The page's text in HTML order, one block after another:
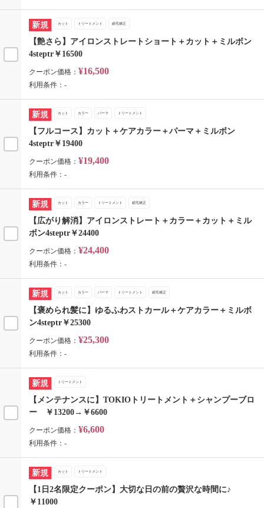
新規 カット トリートメント 縮毛矯正
【艶さら】アイロンストレートショート＋カット＋ミルボン
4steptr￥16500
クーポン価格： ¥16,500
利用条件：-
新規 カット カラー パーマ トリートメント
【フルコース】カット＋ケアカラー＋パーマ＋ミルボン
4steptr￥19400
クーポン価格： ¥19,400
利用条件：-
新規 カット カラー トリートメント 縮毛矯正
【広がり解消】アイロンストレート＋カラー＋カット＋ミル
ボン4steptr￥24400
クーポン価格： ¥24,400
利用条件：-
新規 カット カラー パーマ トリートメント 縮毛矯正
【褒められ髪に】ゆるふわストカール＋ケアカラー＋ミルボ
ン4steptr￥25300
クーポン価格： ¥25,300
利用条件：-
新規 トリートメント
【メンテナンスに】TOKIOトリートメント＋シャンプーブロ
ー ￥13200→￥6600
クーポン価格： ¥6,600
利用条件：-
新規 カット トリートメント
【1日2名限定クーポン】大切な日の前の贅沢な時間に♪
￥11000